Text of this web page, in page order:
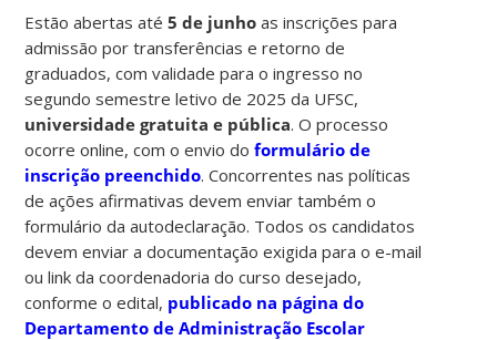
Estão abertas até5 de junhoas inscrições para
admissão por transferências e retorno de
graduados, com validade para o ingresso no
segundo semestre letivo de 2025 da UFSC,
universidade gratuita e pública. O processo
ocorre online, com o envio do formulário de
inscrição preenchido. Concorrentes nas políticas
de ações afirmativas devem enviar também o
formulário da autodeclaração. Todos os candidatos
devem enviar a documentação exigida para o e-mail
ou link da coordenadoria do curso desejado,
conforme o edital, publicado na página do
Departamento de Administração Escolar